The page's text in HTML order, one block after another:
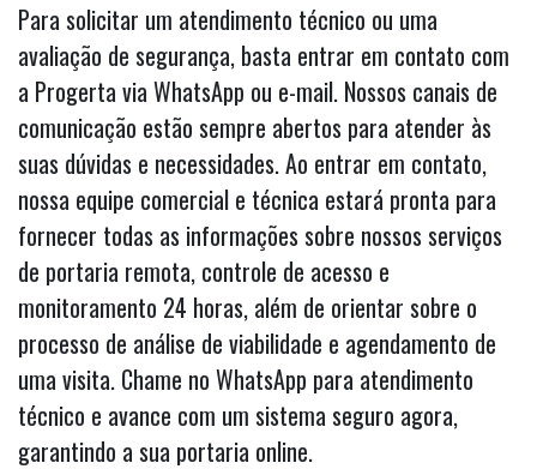
Para solicitar um atendimento técnico ou uma
avaliação de segurança, basta entrar em contato com
a Progerta via WhatsApp ou e-mail. Nossos canais de
comunicação estão sempre abertos para atender às
suas dúvidas e necessidades. Ao entrar em contato,
nossa equipe comercial e técnica estará pronta para
fornecer todas as informações sobre nossos serviços
de portaria remota, controle de acesso e
monitoramento 24 horas, além de orientar sobre o
processo de análise de viabilidade e agendamento de
uma visita. Chame no WhatsApp para atendimento
técnico e avance com um sistema seguro agora,
garantindo a sua portaria online.